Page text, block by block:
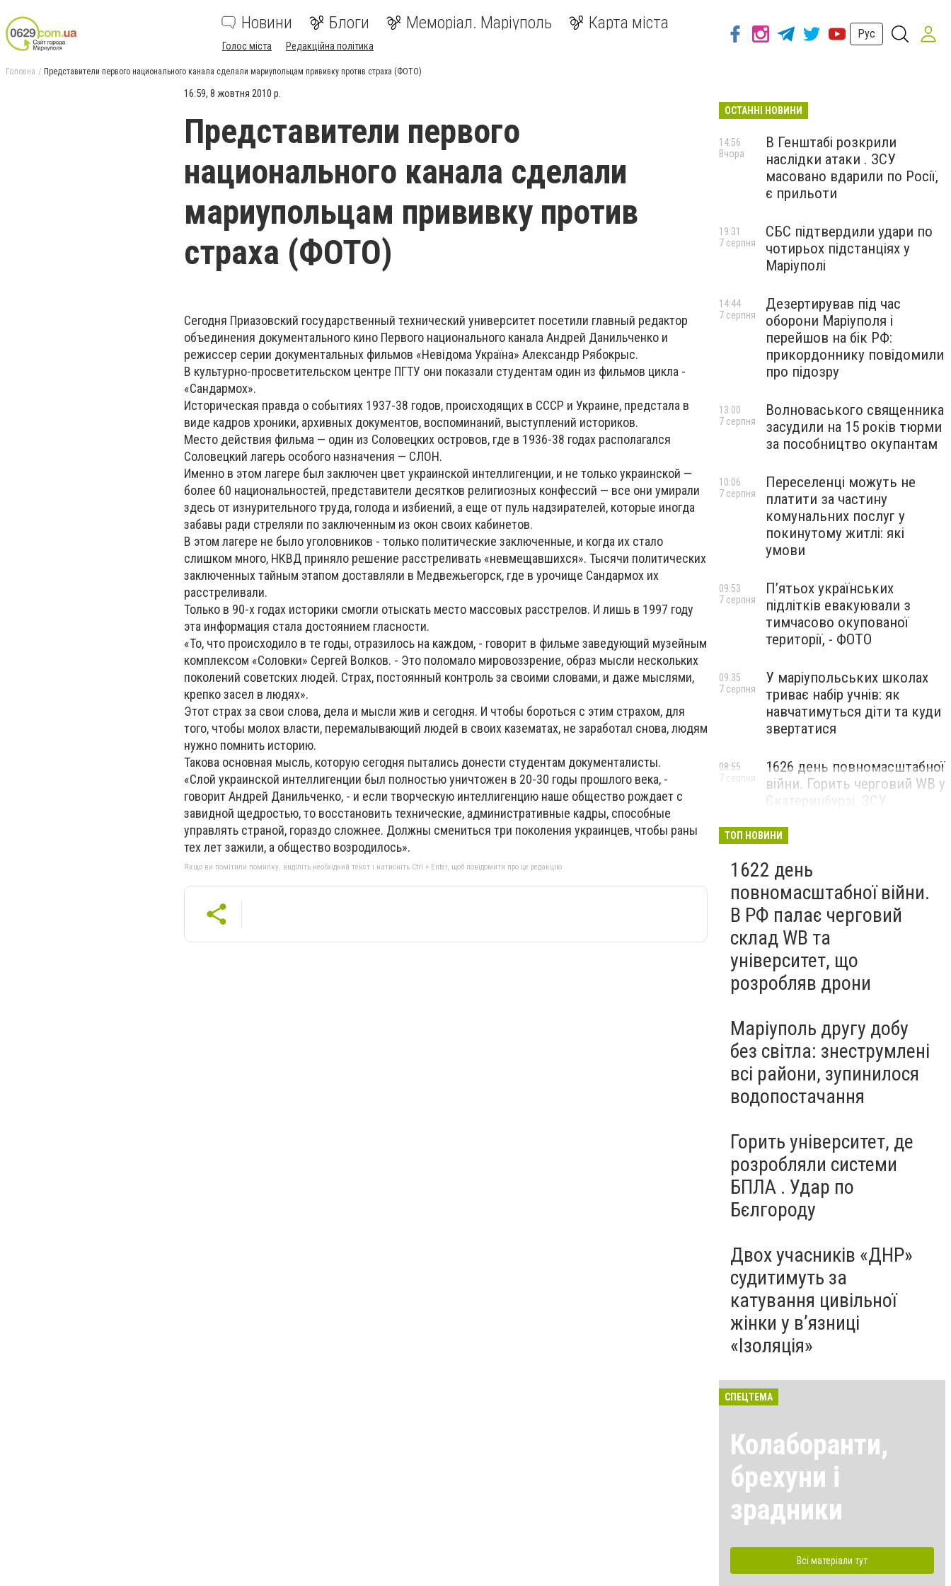
Новини Блоги Меморіал. Маріуполь Карта міста
Голос міста Редакційна політика
Рус
Головна Представители первого национального канала сделали мариупольцам прививку против страха (ФОТО)
16:59, 8 жовтня 2010 р.
Представители первого
национального канала сделали
мариупольцам прививку против
страха (ФОТО)
Сегодня Приазовский государственный технический университет посетили главный редактор
объединения документального кино Первого национального канала Андрей Данильченко и
режиссер серии документальных фильмов «Невідома Україна» Александр Рябокрыс.
В культурно-просветительском центре ПГТУ они показали студентам один из фильмов цикла -
«Сандармох».
Историческая правда о событиях 1937-38 годов, происходящих в СССР и Украине, предстала в
виде кадров хроники, архивных документов, воспоминаний, выступлений историков.
Место действия фильма — один из Соловецких островов, где в 1936-38 годах располагался
Соловецкий лагерь особого назначения — СЛОН.
Именно в этом лагере был заключен цвет украинской интеллигенции, и не только украинской —
более 60 национальностей, представители десятков религиозных конфессий — все они умирали
здесь от изнурительного труда, голода и избиений, а еще от пуль надзирателей, которые иногда
забавы ради стреляли по заключенным из окон своих кабинетов.
В этом лагере не было уголовников - только политические заключенные, и когда их стало
слишком много, НКВД приняло решение расстреливать «невмещавшихся». Тысячи политических
заключенных тайным этапом доставляли в Медвежьегорск, где в урочище Сандармох их
расстреливали.
Только в 90-х годах историки смогли отыскать место массовых расстрелов. И лишь в 1997 году
эта информация стала достоянием гласности.
«То, что происходило в те годы, отразилось на каждом, - говорит в фильме заведующий музейным
комплексом «Соловки» Сергей Волков. - Это поломало мировоззрение, образ мысли нескольких
поколений советских людей. Страх, постоянный контроль за своими словами, и даже мыслями,
крепко засел в людях».
Этот страх за свои слова, дела и мысли жив и сегодня. И чтобы бороться с этим страхом, для
того, чтобы молох власти, перемалывающий людей в своих казематах, не заработал снова, людям
нужно помнить историю.
Такова основная мысль, которую сегодня пытались донести студентам документалисты.
«Слой украинской интеллигенции был полностью уничтожен в 20-30 годы прошлого века, -
говорит Андрей Данильченко, - и если творческую интеллигенцию наше общество рождает с
завидной щедростью, то восстановить технические, административные кадры, способные
управлять страной, гораздо сложнее. Должны смениться три поколения украинцев, чтобы раны
тех лет зажили, а общество возродилось».
Якщо ви помітили помилку, виділіть необхідний текст і натисніть Ctrl + Enter, щоб повідомити про це редакцію
ОСТАННІ НОВИНИ
В Генштабі розкрили
наслідки атаки . ЗСУ
масовано вдарили по Росії,
є прильоти
14:56
Вчора
СБС підтвердили удари по
чотирьох підстанціях у
Маріуполі
19:31
7 серпня
Дезертирував під час
оборони Маріуполя і
перейшов на бік РФ:
прикордоннику повідомили
про підозру
14:44
7 серпня
Волноваського священника
засудили на 15 років тюрми
за пособництво окупантам
13:00
7 серпня
Переселенці можуть не
платити за частину
комунальних послуг у
покинутому житлі: які
умови
10:06
7 серпня
П’ятьох українських
підлітків евакуювали з
тимчасово окупованої
території, - ФОТО
09:53
7 серпня
У маріупольських школах
триває набір учнів: як
навчатимуться діти та куди
звертатися
09:35
7 серпня
1626 день повномасштабної
війни. Горить черговий WB у
Єкатеринбурзі. ЗСУ
Маріуполі
08:55
7 серпня
ТОП НОВИНИ
1622 день
повномасштабної війни.
В РФ палає черговий
склад WB та
університет, що
розробляв дрони
Маріуполь другу добу
без світла: знеструмлені
всі райони, зупинилося
водопостачання
Горить університет, де
розробляли системи
БПЛА . Удар по
Бєлгороду
Двох учасників «ДНР»
судитимуть за
катування цивільної
жінки у в’язниці
«Ізоляція»
СПЕЦТЕМА
Колаборанти,
брехуни і
зрадники
Всі матеріали тут